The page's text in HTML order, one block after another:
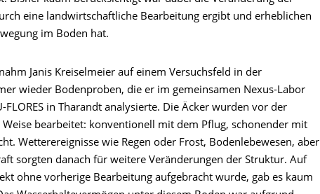
eine landwirtschaftliche Bearbeitung ergibt und erheblichen
im Boden hat.
Janis Kreiselmeier auf einem Versuchsfeld in der
wieder Bodenproben, die er im gemeinsamen Nexus-Labor
FLORES in Tharandt analysierte. Die Äcker wurden vor der
Weise bearbeitet: konventionell mit dem Pflug, schonender mit
Wetterereignisse wie Regen oder Frost, Bodenlebewesen, aber
sorgten danach für weitere Veränderungen der Struktur. Auf
ohne vorherige Bearbeitung aufgebracht wurde, gab es kaum